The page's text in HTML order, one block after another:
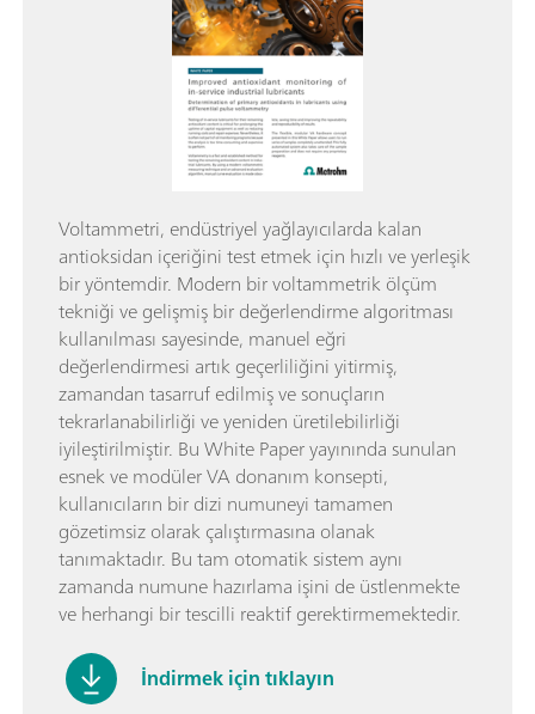
Voltammetri, endüstriyel yağlayıcılarda kalan
antioksidan içeriğini test etmek için hızlı ve yerleşik
bir yöntemdir. Modern bir voltammetrik ölçüm
tekniği ve gelişmiş bir değerlendirme algoritması
kullanılması sayesinde, manuel eğri
değerlendirmesi artık geçerliliğini yitirmiş,
zamandan tasarruf edilmiş ve sonuçların
tekrarlanabilirliği ve yeniden üretilebilirliği
iyileştirilmiştir. Bu White Paper yayınında sunulan
esnek ve modüler VA donanım konsepti,
kullanıcıların bir dizi numuneyi tamamen
gözetimsiz olarak çalıştırmasına olanak
tanımaktadır. Bu tam otomatik sistem aynı
zamanda numune hazırlama işini de üstlenmekte
ve herhangi bir tescilli reaktif gerektirmemektedir.
İndirmek için tıklayın